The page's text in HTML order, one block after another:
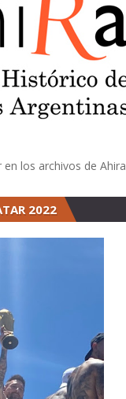
los archivos de Ahira
2022